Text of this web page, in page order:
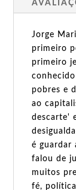
Jorge
primeiro
primeiro
pobres e
ao
descarte'
é guardar
falou de
muitos
fé,